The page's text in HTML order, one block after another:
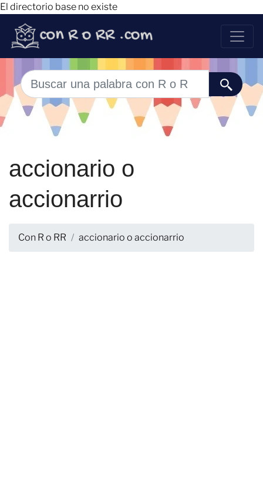
El directorio base no existe
accionario o
accionarrio
Con R o RR accionario o accionarrio